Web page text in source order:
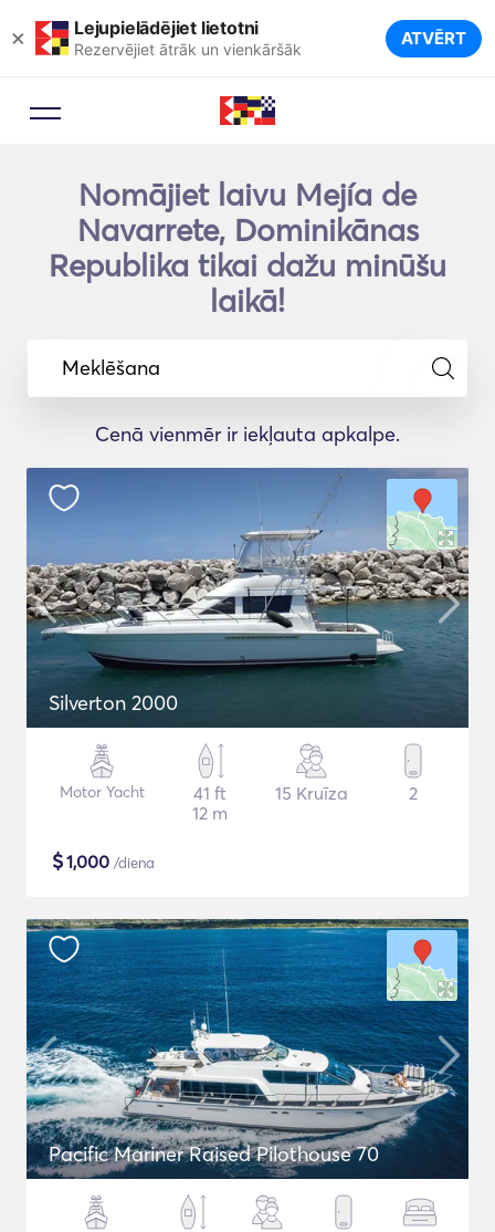
× Lejupielādējiet lietotni
Rezervējiet ātrāk un vienkāršāk ATVĒRT
Nomājiet laivu Mejía de
Navarrete, Dominikānas
Republika tikai dažu minūšu
laikā!
Meklēšana
Cenā vienmēr ir iekļauta apkalpe.
Silverton 2000
Motor Yacht
41 ft
12 m
15 Kruīza 2
$1,000 /diena
Pacific Mariner Raised Pilothouse 70